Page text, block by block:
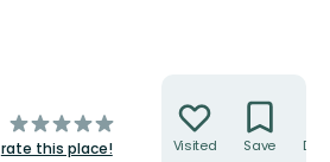
of
5
rate this place! Visited Save